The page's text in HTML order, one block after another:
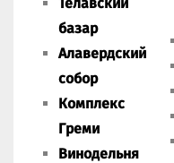
базар
Алавердский
собор
Комплекс
Греми
Винодельня